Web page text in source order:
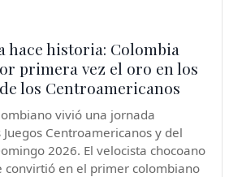
hace historia: Colombia
primera vez el oro en los
los Centroamericanos
vivió una jornada
Centroamericanos y del
2026. El velocista chocoano
convirtió en el primer colombiano